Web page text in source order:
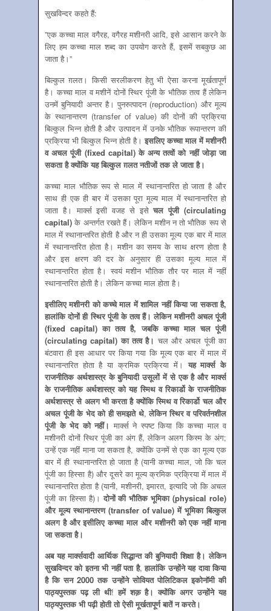
सुखविन्‍दर कहते हैं:
”एक कच्चा माल वगैरह, वगैरह मशीनरी आदि, इसे आसान करने के
लिए हम कच्चा माल शब्द का उपयोग करते हैं, इसमें सबकुछ आ
जाता है।”
बिल्‍कुल ग़लत। किसी सरलीकरण हेतु भी ऐसा करना मूर्खतापूर्ण
है। कच्‍चा माल व मशीनें दोनों स्थिर पूंजी के भौतिक तत्‍व हैं लेकिन
उनमें बुनियादी अन्‍तर है। पुनरुत्‍पादन (reproduction) और मूल्‍य
के स्‍थानान्‍तरण (transfer of value) की दोनों की प्रक्रिया
बिल्‍कुल भिन्‍न होती है और उत्‍पादन में उनके भौतिक रूपान्‍तरण की
प्रक्रिया भी बिल्‍कुल भिन्‍न होती है। इसलिए कच्‍चा माल में मशीनरी
व अचल पूंजी (fixed capital)के अन्‍य तत्‍वों को नहीं जोड़ा जा
सकता है क्‍योंकि यह बिल्‍कुल ग़लत नतीजों तक ले जाता है।
कच्‍चा माल भौतिक रूप से माल में स्‍थानान्‍तरित हो जाता है और
साथ ही एक ही बार में उसका पूरा मूल्‍य माल में स्‍थानान्‍तरित हो
जाता है। मार्क्‍स इसी वजह से इसेचल पूंजी (circulating
capital) के अन्‍तर्गत रखते हैं। लेकिन मशीन न तो भौतिक रूप से
माल में स्‍थानान्‍तरित होती है और न ही उसका मूल्‍य एक बार में माल
में स्‍थानान्‍तरित होता है। मशीन का समय के साथ क्षरण होता है
और इस क्षरण की दर के अनुसार ही उसका मूल्‍य माल में
स्‍थानान्‍तरित होता है। स्‍वयं मशीन भौतिक तौर पर माल में नहीं
स्‍थानान्‍तरित होती है। लेकिन कच्‍चा माल होता है।
इसीलिए मशीनरी को कच्‍चे माल में शामिल नहीं किया जा सकता है,
हालांकि दोनों ही स्थिर पूंजी के तत्‍व हैं। लेकिन मशीनरी अचल पूंजी
(fixed capital) का तत्‍व है, जबकि कच्‍चा माल चल पूंजी
(circulating capital) का तत्‍व है। चल और अचल पूंजी का
बंटवारा ही इस आधार पर किया गया कि मूल्‍य एक बार में माल में
स्‍थानान्‍तरित होता है या क्रमिक प्रक्रिया में। यह मार्क्‍स के
राजनीतिक अर्थशास्‍त्र के बुनियादी उसूलों में से एक है और मार्क्‍स
के राजनीतिक अर्थशास्‍त्र को यह स्मिथ व रिकार्डो के राजनीतिक
अर्थशास्‍त्र से अलग भी करता है क्‍योंकि स्मिथ व रिकार्डो चल और
अचल पूंजी के भेद को ही समझते थे,लेकिन स्थिर व परिवर्तनशील
पूंजी के भेद को नहीं। मार्क्‍स ने स्‍पष्‍ट किया कि कच्‍चा माल व
मशीनरी दोनों स्थिर पूंजी का अंग हैं, लेकिन अलग किस्‍म के अंग;
उन्‍हें एक नहीं माना जा सकता है, क्‍योंकि उनमें से एक का मूल्‍य एक
बार में ही स्‍थानान्‍तरित हो जाता है (यानी कच्‍चा माल, जो कि चल
पूंजी का हिस्‍सा है) और दूसरे का मूल्‍य क्रमिक प्रक्रिया में माल में
स्‍थानान्‍तरित होता है (यानी, मशीनरी, इमारत, इत्‍यादि जो कि अचल
पूंजी का हिस्‍सा है)। दोनों की भौतिक भूमिका (physical role)
और मूल्‍य स्‍थानान्‍तरण (transfer of value) में भूमिका बिल्‍कुल
अलग है और इसीलिए कच्‍चा माल और मशीनरी को एक नहीं माना
जा सकता है।
अब यह मार्क्‍सवादी आर्थिक सिद्धान्‍त की बुनियादी शिक्षा है। लेकिन
सुखविन्‍दर को इतना भी नहीं पता है,हालांकि उन्‍होंने यह दावा किया
है कि सन 2000 तक उन्‍होंने सोवियत पोलिटिकल इकोनॉमी की
पाठ्यपुस्‍तक पढ़ ली थी! हमें शक़ है। क्‍योंकि अगर उन्‍होंने यह
पाठ्यपुस्‍तक भी पढ़ी होती तो ऐसी मूर्खतापूर्ण बातें न करते।